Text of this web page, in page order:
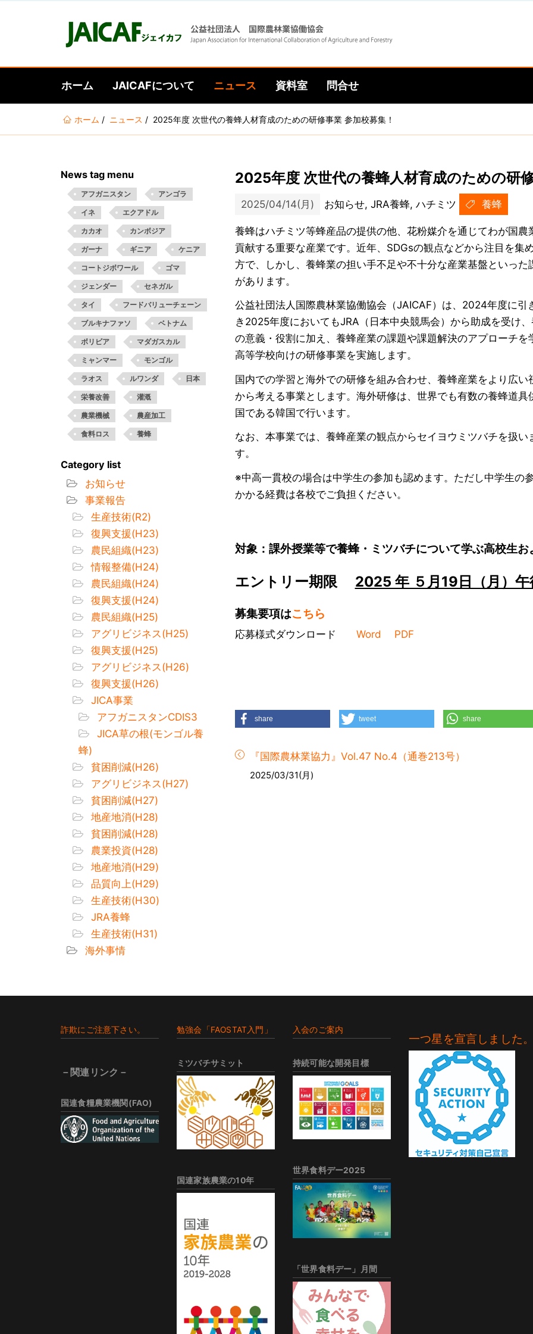
ホーム JAICAFについて ニュース 資料室 問合せ
ホーム ニュース 2025年度 次世代の養蜂人材育成のための研修事業 参加校募集！
News tag menu
アフガニスタン アンゴラ
イネ エクアドル
カカオ カンボジア
ガーナ ギニア ケニア
コートジボワール ゴマ
ジェンダー セネガル
タイ フードバリューチェーン
ブルキナファソ ベトナム
ボリビア マダガスカル
ミャンマー モンゴル
ラオス ルワンダ 日本
栄養改善 灌漑
農業機械 農産加工
食料ロス 養蜂
Category list
お知らせ
事業報告
生産技術(R2)
復興支援(H23)
農民組織(H23)
情報整備(H24)
農民組織(H24)
復興支援(H24)
農民組織(H25)
アグリビジネス(H25)
復興支援(H25)
アグリビジネス(H26)
復興支援(H26)
JICA事業
アフガニスタンCDIS3
JICA草の根(モンゴル養
蜂)
貧困削減(H26)
アグリビジネス(H27)
貧困削減(H27)
地産地消(H28)
貧困削減(H28)
農業投資(H28)
地産地消(H29)
品質向上(H29)
生産技術(H30)
JRA養蜂
生産技術(H31)
海外事情
2025年度 次世代の養蜂人材育成のための研
2025/04/14(月) お知らせ, JRA養蜂, ハチミツ 養蜂
養蜂はハチミツ等蜂産品の提供の他、花粉媒介を通じてわが国農
貢献する重要な産業です。近年、SDGsの観点などから注目を集
方で、しかし、養蜂業の担い手不足や不十分な産業基盤といった
があります。
公益社団法人国際農林業協働協会（JAICAF）は、2024年度に引
き2025年度においてもJRA（日本中央競馬会）から助成を受け
の意義・役割に加え、養蜂産業の課題や課題解決のアプローチを
高等学校向けの研修事業を実施します。
国内での学習と海外での研修を組み合わせ、養蜂産業をより広い
から考える事業とします。海外研修は、世界でも有数の養蜂道具
国である韓国で行います。
なお、本事業では、養蜂産業の観点からセイヨウミツバチを扱い
す。
※中高一貫校の場合は中学生の参加も認めます。ただし中学生の
かかる経費は各校でご負担ください。
対象：課外授業等で養蜂・ミツバチについて学ぶ高校生
エントリー期限 2025 年 ５月19日（月）
募集要項はこちら
応募様式ダウンロード Word PDF
share tweet share
『国際農林業協力』Vol.47 No.4（通巻213号）
2025/03/31(月)
詐欺にご注意下さい。
－関連リンク－
国連食糧農業機関(FAO)
勉強会「FAOSTAT入門」
ミツバチサミット
国連家族農業の10年
入会のご案内
持続可能な開発目標
世界食料デー2025
「世界食料デー」月間
一つ星を宣言しました